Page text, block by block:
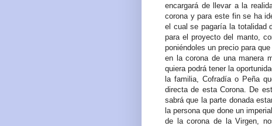
encargará de llevar a la
corona y para este fin se ha
el cual se pagaría la totalidad
para el proyecto del manto,
poniéndoles un precio para
en la corona de una manera
quiera podrá tener la
la familia, Cofradía o Peña
directa de esta Corona. De
sabrá que la parte donada
la persona que done un
de la corona de la Virgen,